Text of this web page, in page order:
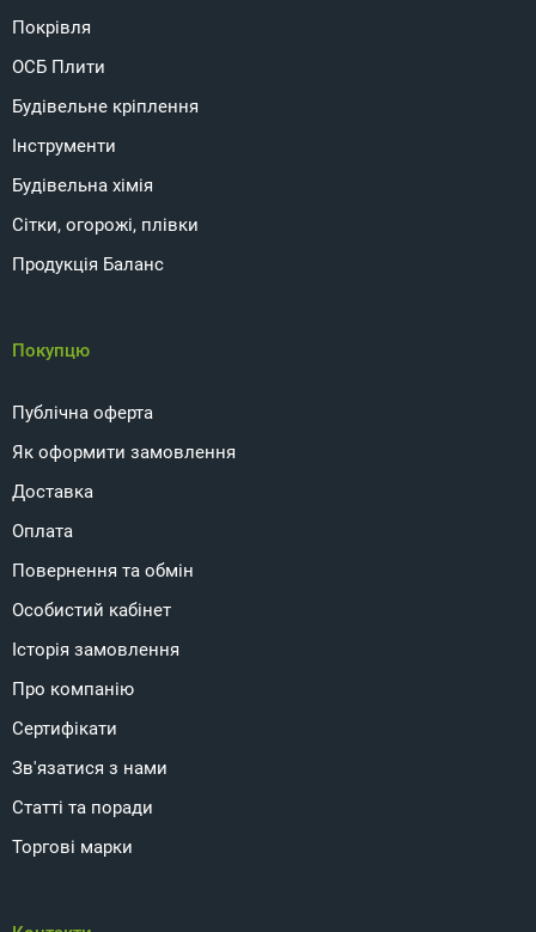
Покрівля
ОСБ Плити
Будівельне кріплення
Інструменти
Будівельна хімія
Сітки, огорожі, плівки
Продукція Баланс
Покупцю
Публічна оферта
Як оформити замовлення
Доставка
Оплата
Повернення та обмін
Особистий кабінет
Історія замовлення
Про компанію
Сертифікати
Зв'язатися з нами
Статті та поради
Торгові марки